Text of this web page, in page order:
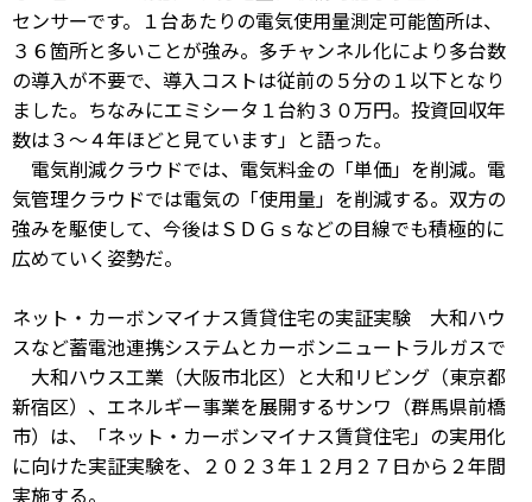
センサーです。１台あたりの電気使用量測定可能箇所は、
３６箇所と多いことが強み。多チャンネル化により多台数
の導入が不要で、導入コストは従前の５分の１以下となり
ました。ちなみにエミシータ１台約３０万円。投資回収年
数は３～４年ほどと見ています」と語った。
電気削減クラウドでは、電気料金の「単価」を削減。電
気管理クラウドでは電気の「使用量」を削減する。双方の
強みを駆使して、今後はＳＤＧｓなどの目線でも積極的に
広めていく姿勢だ。
ネット・カーボンマイナス賃貸住宅の実証実験 大和ハウ
スなど蓄電池連携システムとカーボンニュートラルガスで
大和ハウス工業（大阪市北区）と大和リビング（東京都
新宿区）、エネルギー事業を展開するサンワ（群馬県前橋
市）は、「ネット・カーボンマイナス賃貸住宅」の実用化
に向けた実証実験を、２０２３年１２月２７日から２年間
実施する。